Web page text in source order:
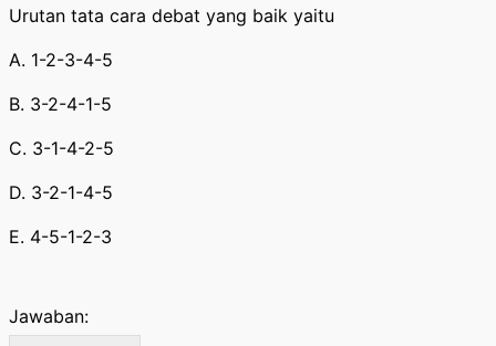
Urutan tata cara debat yang baik yaitu
A. 1-2-3-4-5
B. 3-2-4-1-5
C. 3-1-4-2-5
D. 3-2-1-4-5
E. 4-5-1-2-3
Jawaban: